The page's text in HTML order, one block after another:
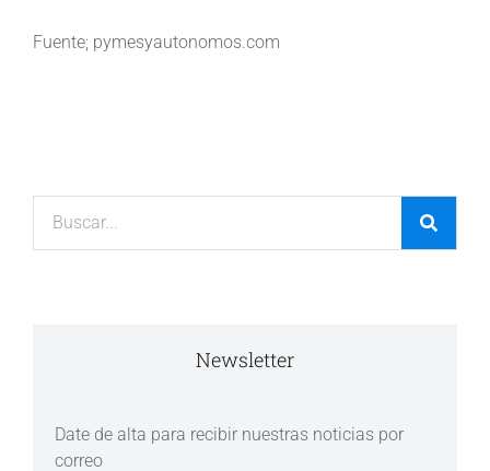
Fuente; pymesyautonomos.com
Newsletter
Date de alta para recibir nuestras noticias por
correo